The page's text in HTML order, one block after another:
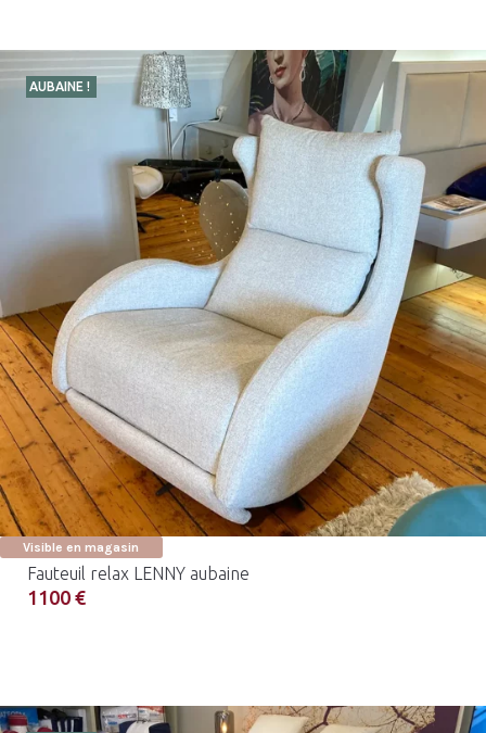
AUBAINE !
Visible en magasin
Fauteuil relax LENNY aubaine
1100 €